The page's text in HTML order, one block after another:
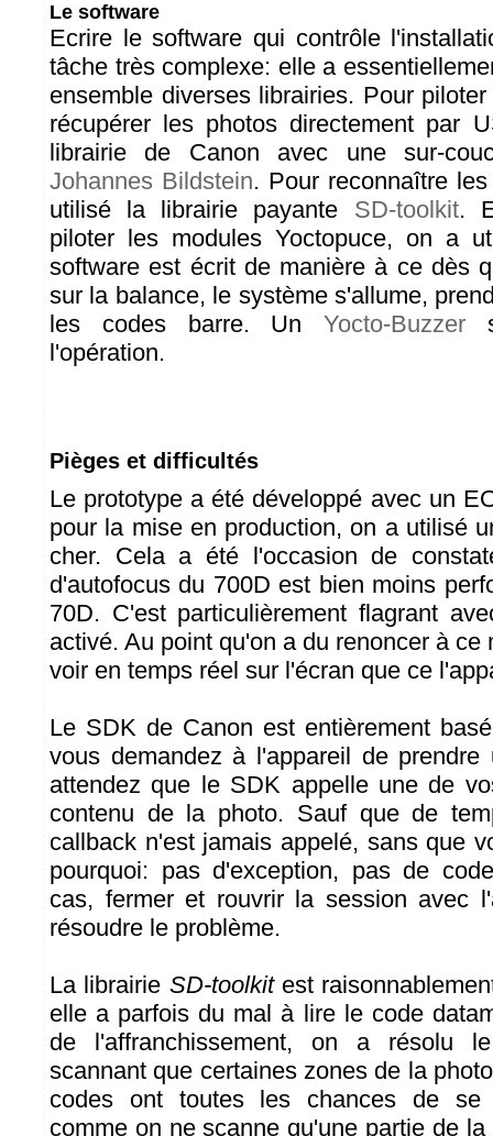
Le software
Ecrire le software qui contrôle
tâche très complexe: elle a
ensemble diverses librairies. Pour
récupérer les photos directement par
librairie de Canon avec une sur-
Johannes Bildstein. Pour reconnaître
utilisé la librairie payante SD-toolkit.
piloter les modules Yoctopuce, on a
software est écrit de manière à ce dès
sur la balance, le système s'allume,
les codes barre. Un Yocto-Buzzer
l'opération.
Pièges et difficultés
Le prototype a été développé avec un
pour la mise en production, on a utilisé
cher. Cela a été l'occasion de
d'autofocus du 700D est bien moins
70D. C'est particulièrement flagrant
activé. Au point qu'on a du renoncer à ce
voir en temps réel sur l'écran que ce
Le SDK de Canon est entièrement
vous demandez à l'appareil de
attendez que le SDK appelle une de
contenu de la photo. Sauf que de
callback n'est jamais appelé, sans que
pourquoi: pas d'exception, pas de
cas, fermer et rouvrir la session avec
résoudre le problème.
La librairie SD-toolkitest
elle a parfois du mal à lire le code
de l'affranchissement, on a résolu
scannant que certaines zones de la
codes ont toutes les chances de se
comme on ne scanne qu'une partie de